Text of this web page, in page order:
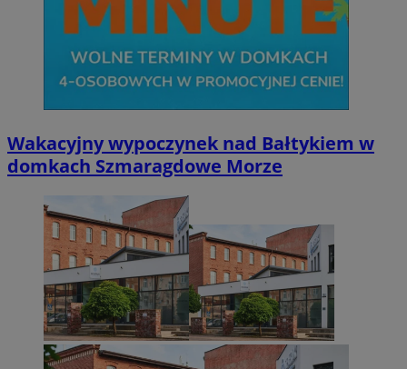
Wakacyjny wypoczynek nad Bałtykiem w
domkach Szmaragdowe Morze